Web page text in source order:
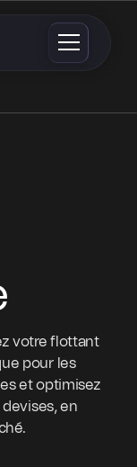
votre flottant
pour les
et optimisez
devises, en